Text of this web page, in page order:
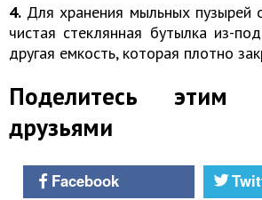
4. Для хранения мыльных пузырей
чистая стеклянная бутылка из-
другая емкость, которая плотно
Поделитесь
друзьями
Facebook